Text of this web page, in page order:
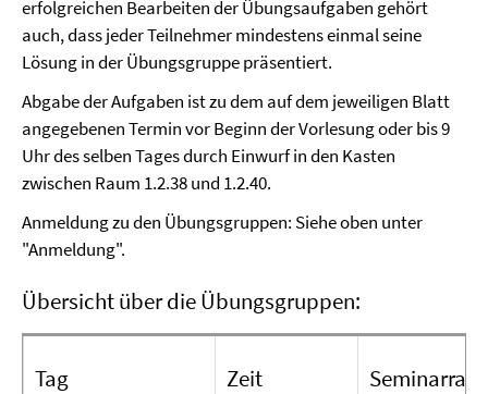
erfolgreichen Bearbeiten der Übungsaufgaben gehört
auch, dass jeder Teilnehmer mindestens einmal seine
Lösung in der Übungsgruppe präsentiert.
Abgabe der Aufgaben ist zu dem auf dem jeweiligen Blatt
angegebenen Termin vor Beginn der Vorlesung oder bis 9
Uhr des selben Tages durch Einwurf in den Kasten
zwischen Raum 1.2.38 und 1.2.40.
Anmeldung zu den Übungsgruppen: Siehe oben unter
"Anmeldung".
Übersicht über die Übungsgruppen:
Tag Zeit